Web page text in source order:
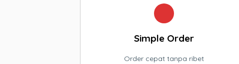
Simple Order
Order cepat tanpa ribet